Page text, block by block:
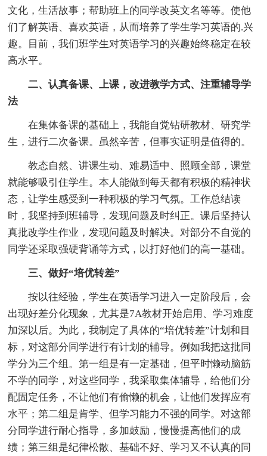
文化，生活故事；帮助班上的同学改英文名等等。使他
们了解英语、喜欢英语，从而培养了学生学习英语的.兴
趣。目前，我们班学生对英语学习的兴趣始终稳定在较
高水平。
二、认真备课、上课，改进教学方式、注重辅导学
法
在集体备课的基础上，我能自觉钻研教材、研究学
生，进行二次备课。虽然辛苦，但事实证明是值得的。
教态自然、讲课生动、难易适中、照顾全部，课堂
就能够吸引住学生。本人能做到每天都有积极的精神状
态，让学生感受到一种积极的学习气氛。工作总结读
时，我坚持到班辅导，发现问题及时纠正。课后坚持认
真批改学生作业，发现问题及时解决。对部分不自觉的
同学还采取强硬背诵等方式，以打好他们的高一基础。
三、做好“培优转差”
按以往经验，学生在英语学习进入一定阶段后，会
出现好差分化现象，尤其是7A教材开始启用、学习难度
加深以后。为此，我制定了具体的“培优转差”计划和目
标，对这部分同学进行有计划的辅导。例如我把这批同
学分为三个组。第一组是有一定基础，但平时懒动脑筋
不学的同学，对这些同学，我采取集体辅导，给他们分
配固定任务，不让他们有偷懒的机会，让他们发挥应有
水平；第二组是肯学、但学习能力不强的同学。对这部
分同学进行耐心指导，多加鼓励，慢慢提高他们的成
绩；第三组是纪律松散、基础不好、学习又不认真的同